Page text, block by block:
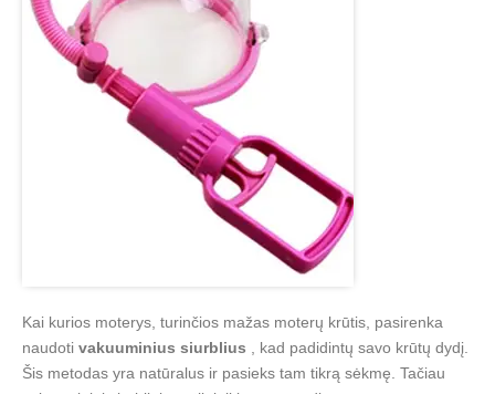
Kai kurios moterys, turinčios mažas moterų krūtis, pasirenka
naudoti vakuuminius siurblius , kad padidintų savo krūtų dydį.
Šis metodas yra natūralus ir pasieks tam tikrą sėkmę. Tačiau